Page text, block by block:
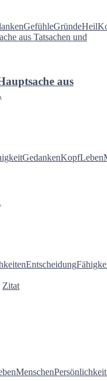
GefühleGründeHeil
aus
GedankenKopfLeben
Entscheidung
Zitat
MenschenPersönlichkeit